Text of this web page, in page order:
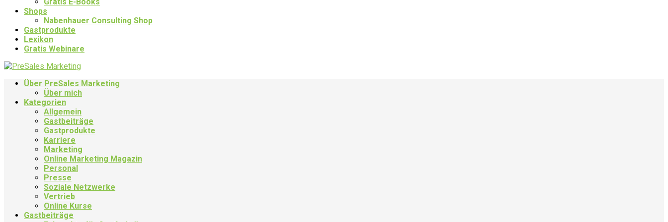
Shops
Nabenhauer Consulting Shop
Gastprodukte
Lexikon
Gratis Webinare
Über PreSales Marketing
Über mich
Kategorien
Allgemein
Gastbeiträge
Gastprodukte
Karriere
Marketing
Online Marketing Magazin
Personal
Presse
Soziale Netzwerke
Vertrieb
Online Kurse
Gastbeiträge